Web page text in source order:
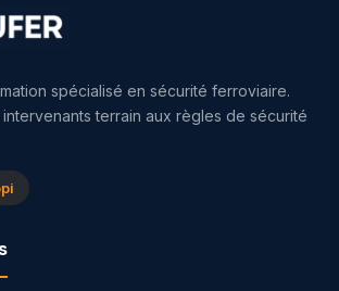
spécialisé en sécurité ferroviaire.
terrain aux règles de sécurité